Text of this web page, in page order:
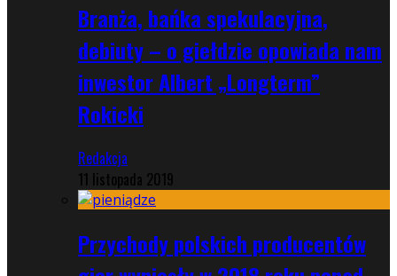
Branża, bańka spekulacyjna,
debiuty – o giełdzie opowiada nam
inwestor Albert „Longterm”
Rokicki
Redakcja
11 listopada 2019
Przychody polskich producentów